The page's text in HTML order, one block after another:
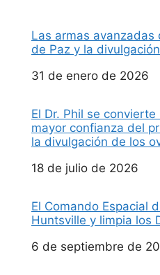
Las armas avanzadas
de Paz y la
Fecha
31 de enero de 2026
El Dr. Phil se
mayor confianza del
la divulgación de los
Fecha
18 de julio de 2026
El Comando Espacial
Huntsville y limpia los
Fecha
6 de septiembre de